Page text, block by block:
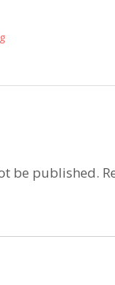
be published.